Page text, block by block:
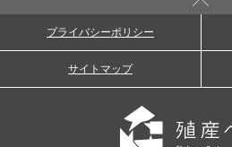
プライバシーポリシー
サイトマップ